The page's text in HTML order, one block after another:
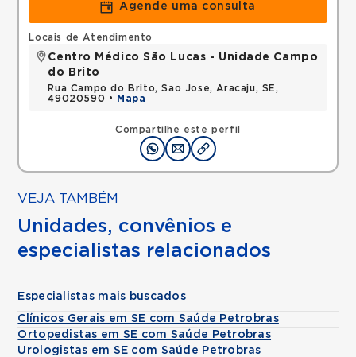
Agende uma consulta
Compartilhe este perfil
Locais de Atendimento
Centro Médico São Lucas - Unidade Campo
do Brito
Rua Campo do Brito, Sao Jose, Aracaju, SE,
49020590 •
Mapa
VEJA TAMBÉM
Unidades, convênios e
especialistas relacionados
Especialistas mais buscados
Clínicos Gerais em SE com Saúde Petrobras
Ortopedistas em SE com Saúde Petrobras
Urologistas em SE com Saúde Petrobras